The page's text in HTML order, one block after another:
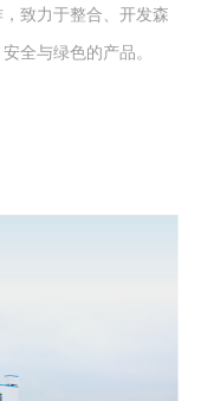
致力于整合、开发森
全与绿色的产品。